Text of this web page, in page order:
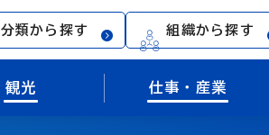
分類から探す 組織から探す
観光 仕事・産業